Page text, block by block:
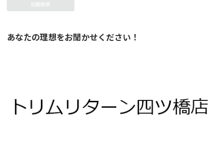
冠婚葬祭
あなたの理想をお聞かせください！